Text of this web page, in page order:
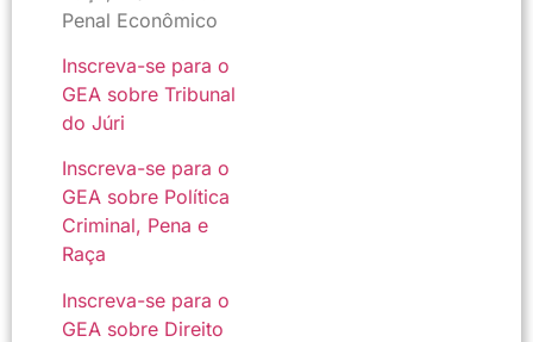
Penal Econômico
Inscreva-se para o
GEA sobre Tribunal
do Júri
Inscreva-se para o
GEA sobre Política
Criminal, Pena e
Raça
Inscreva-se para o
GEA sobre Direito